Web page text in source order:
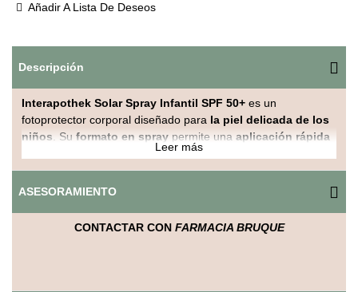
Añadir A Lista De Deseos
Descripción
Interapothek Solar Spray Infantil SPF 50+ es un
fotoprotector corporal diseñado para la piel delicada de los
niños. Su formato en spray permite una aplicación rápida
, ideal para uso diario en verano, tanto en la playa
como en la piscina.
Ofrece protección muy alta frente a rayos UVA y UVB
, con
una fórmula suave, sin alcohol ni parabenos, especialmente
desarrollada para minimizar el riesgo de irritaciones. Su
Leer más
ASESORAMIENTO
CONTACTAR CON FARMACIA BRUQUE